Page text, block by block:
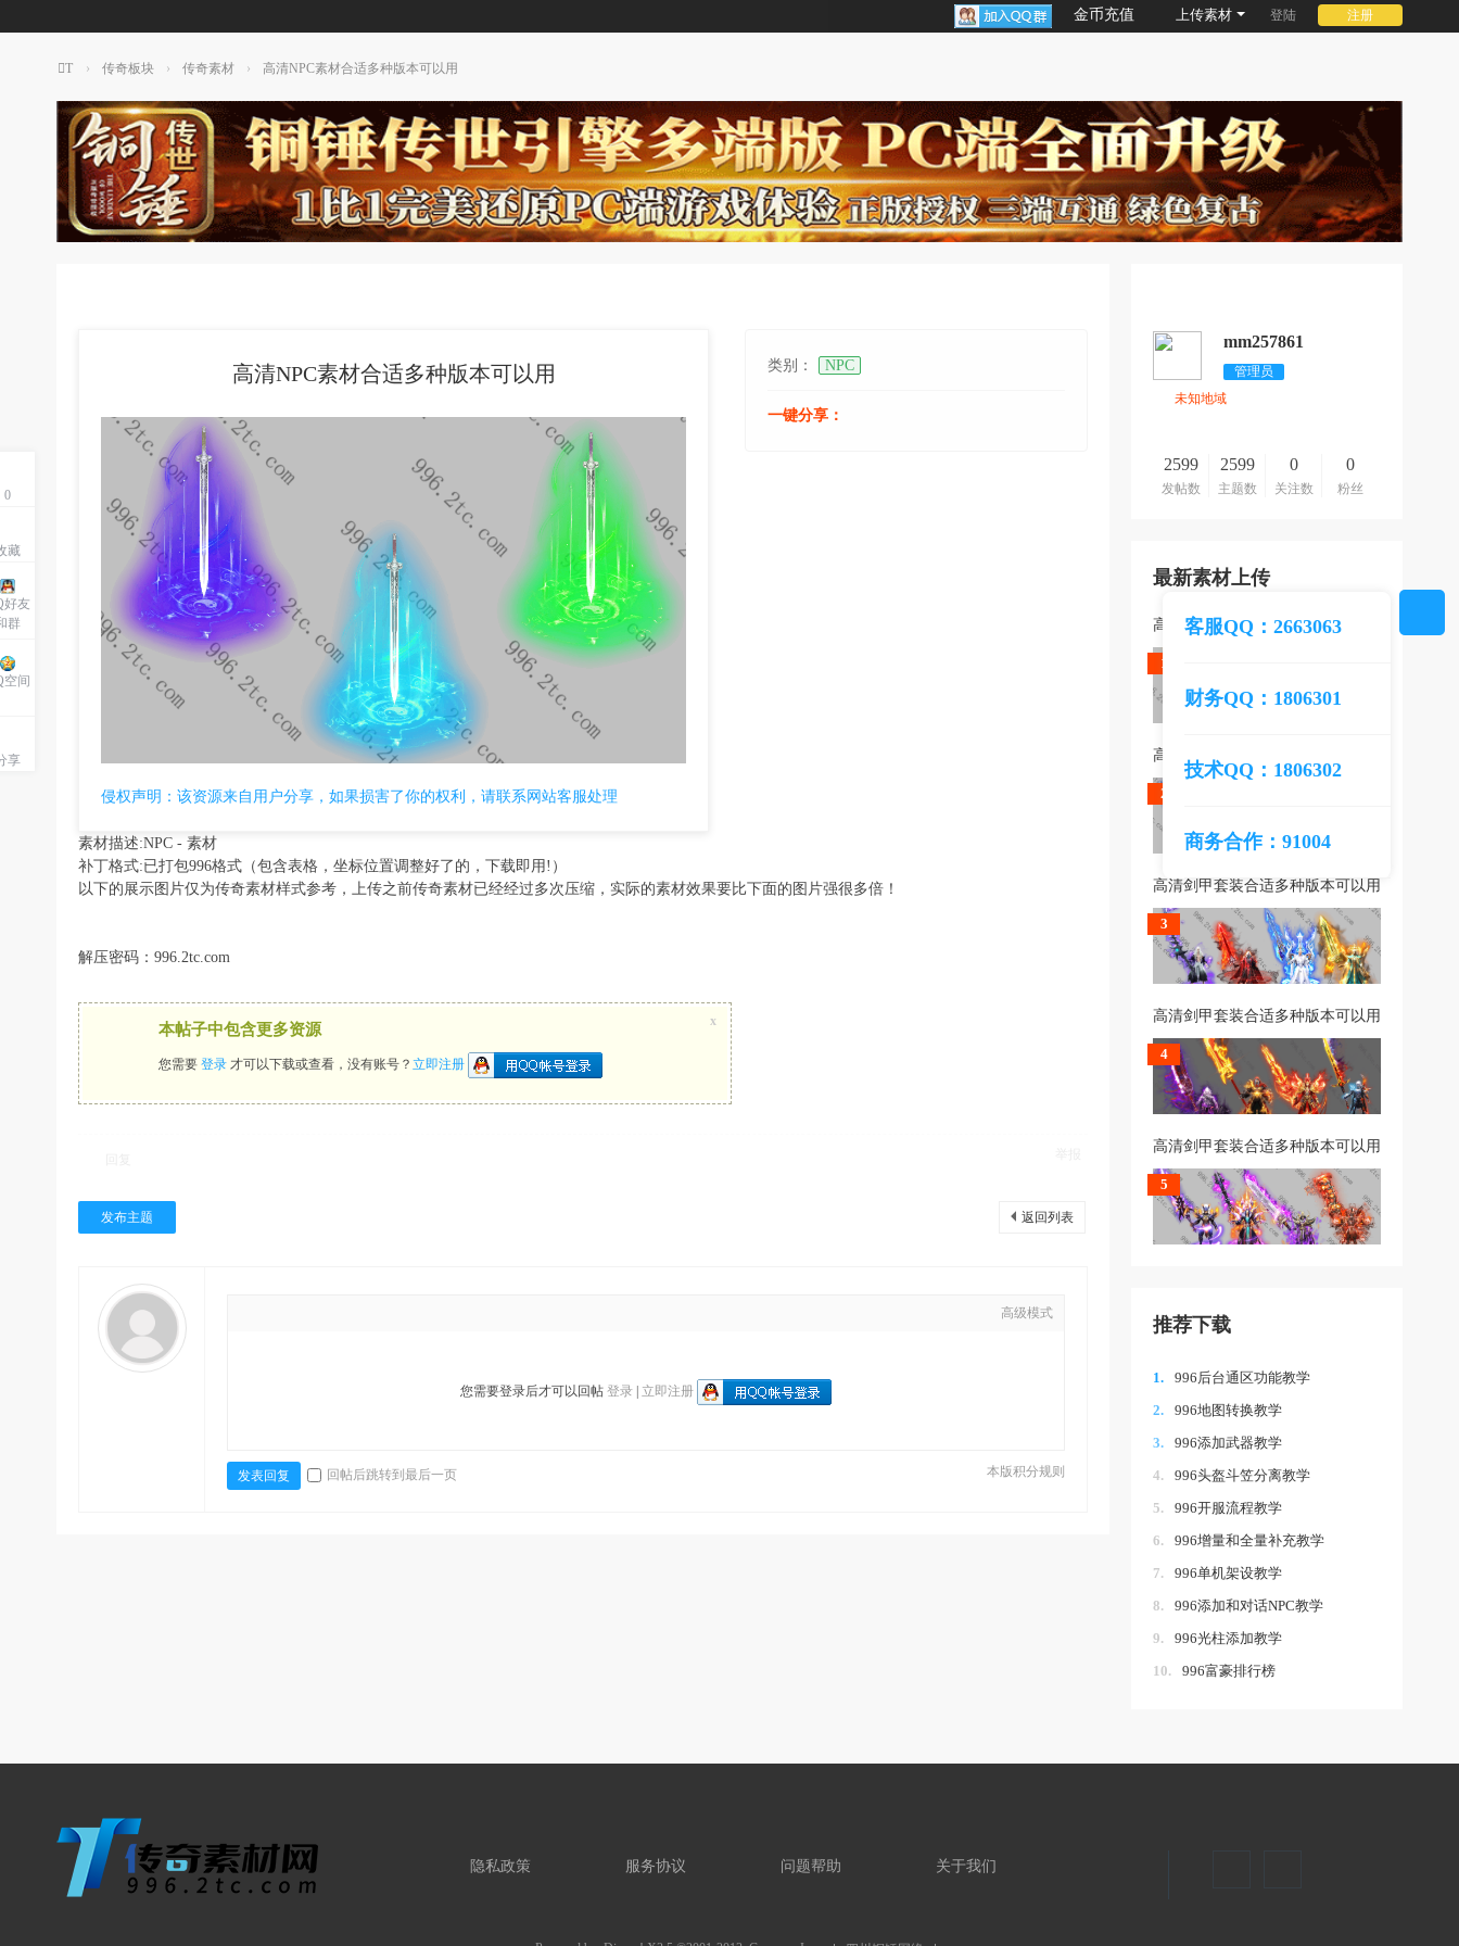
金币充值 上传素材 登陆 注册
客服QQ：2663063
财务QQ：1806301
技术QQ：1806302
商务合作：91004
T
T
传
奇
素
材
› 传奇板块 › 传奇素材 › 高清NPC素材合适多种版本可以用
0
藏
好友
群
空间
享
mm257861
管理员
未知地域
2599
发帖数
2599
主题数
0
关注数
0
粉丝
最新素材上传
高清剑甲套装合适多种版本可以用
1
高清剑甲套装合适多种版本可以用
2
高清剑甲套装合适多种版本可以用
3
高清剑甲套装合适多种版本可以用
4
高清剑甲套装合适多种版本可以用
5
推荐下载
1.
996后台通区功能教学
2.
996地图转换教学
3.
996添加武器教学
4.
996头盔斗笠分离教学
5.
996开服流程教学
6.
996增量和全量补充教学
7.
996单机架设教学
8.
996添加和对话NPC教学
9.
996光柱添加教学
10.
996富豪排行榜
高清NPC素材合适多种版本可以用
侵权声明：该资源来自用户分享，如果损害了你的权利，请联系网站客服处理
类别： NPC
一键分享：
素材描述:NPC - 素材
补丁格式:已打包996格式（包含表格，坐标位置调整好了的，下载即用!）
以下的展示图片仅为传奇素材样式参考，上传之前传奇素材已经经过多次压缩，实际的素材效果要比下面的图片强很多倍！
解压密码：996.2tc.com
本帖子中包含更多资源
您需要 登录 才可以下载或查看，没有账号？ 立即注册
x
发布主题 返回列表
高级模式
您需要登录后才可以回帖 登录 立即注册
本版积分规则
发表回复 回帖后跳转到最后一页
隐私政策 服务协议 问题帮助 关于我们